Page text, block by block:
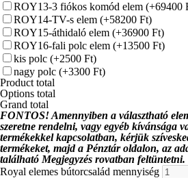
ROY13-3 fiókos komód elem (+69400
ROY14-TV-s elem (+58200 Ft)
ROY15-áthidaló elem (+36900 Ft)
ROY16-fali polc elem (+13500 Ft)
kis polc (+2500 Ft)
nagy polc (+3300 Ft)
Product total
Options total
Grand total
FONTOS! Amennyiben a választható
szeretne rendelni, vagy egyéb kívánsága
termékekkel kapcsolatban, kérjük
termékeket, majd a Pénztár oldalon, az
található Megjegyzés rovatban feltüntetni.
Royal elemes bútorcsalád mennyiség